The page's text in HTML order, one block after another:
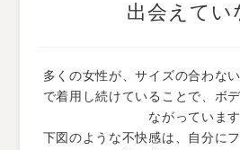
出会えてい
多くの女性が、サイズの合わな
で着用し続けていることで、 ボ
ながっています
下図のような不快感は、自分に